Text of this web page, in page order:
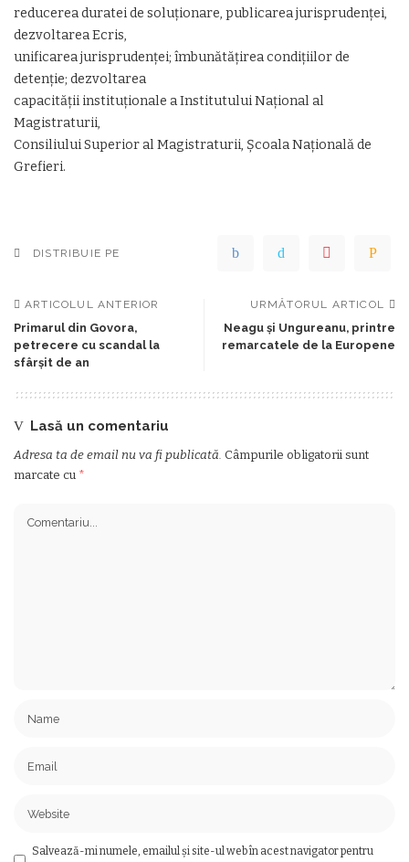
reducerea duratei de soluționare, publicarea jurisprudenței,
dezvoltarea Ecris,
unificarea jurisprudenței; îmbunătățirea condițiilor de
detenție; dezvoltarea
capacității instituționale a Institutului Național al
Magistraturii,
Consiliului Superior al Magistraturii, Școala Națională de
Grefieri.
DISTRIBUIE PE
ARTICOLUL ANTERIOR
Primarul din Govora,
petrecere cu scandal la
sfârşit de an
URMĂTORUL ARTICOL
Neagu şi Ungureanu, printre
remarcatele de la Europene
Lasă un comentariu
Adresa ta de email nu va fi publicată. Câmpurile obligatorii sunt
marcate cu *
Salvează-mi numele, emailul și site-ul web în acest navigator pentru